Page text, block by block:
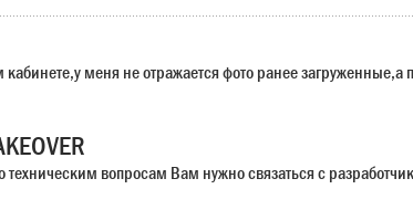
кабинете,у меня не отражается фото ранее загруженные,а
вопросам Вам нужно связаться с